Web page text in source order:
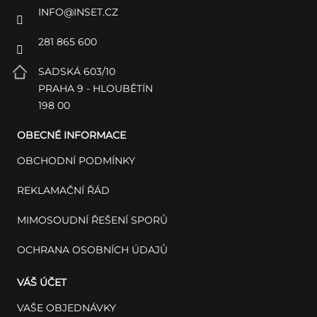
INFO@INSET.CZ
281 865 600
SADSKÁ 603/10
PRAHA 9 - HLOUBĚTÍN
198 00
OBECNÉ INFORMACE
OBCHODNÍ PODMÍNKY
REKLAMAČNÍ ŘÁD
MIMOSOUDNÍ ŘEŠENÍ SPORŮ
OCHRANA OSOBNÍCH ÚDAJŮ
VÁŠ ÚČET
VAŠE OBJEDNÁVKY